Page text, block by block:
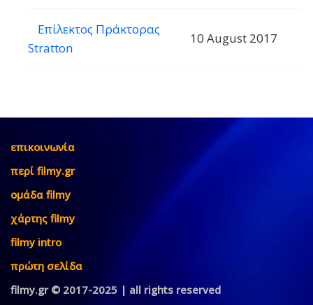
Επίλεκτος Πράκτορας
Stratton
10 August 2017
επικοινωνία
περί filmy.gr
ομάδα filmy
χάρτης filmy
filmy intro
πρώτη σελίδα
filmy.gr © 2017-2025 | all rights reserved